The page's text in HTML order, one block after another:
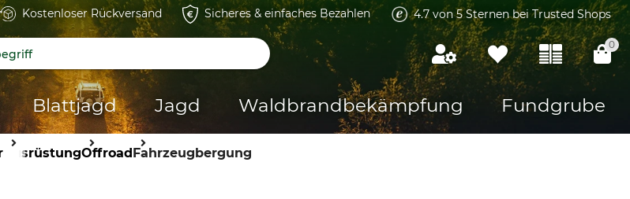
Kostenloser Rückversand Sicheres & einfaches Bezahlen 4.7 von 5 Sternen bei Trusted Shops
0
Blattjagd Jagd Waldbrandbekämpfung Fundgrube
AusrüstungOffroadFahrzeugbergung